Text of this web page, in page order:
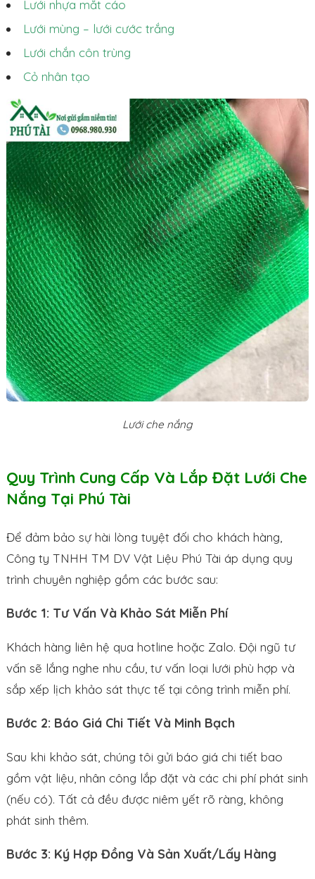
Lưới nhựa mắt cáo
Lưới mùng – lưới cước trắng
Lưới chắn côn trùng
Cỏ nhân tạo
Lưới che nắng
Quy Trình Cung Cấp Và Lắp Đặt Lưới Che
Nắng Tại Phú Tài
Để đảm bảo sự hài lòng tuyệt đối cho khách hàng,
Công ty TNHH TM DV Vật Liệu Phú Tài áp dụng quy
trình chuyên nghiệp gồm các bước sau:
Bước 1: Tư Vấn Và Khảo Sát Miễn Phí
Khách hàng liên hệ qua hotline hoặc Zalo. Đội ngũ tư
vấn sẽ lắng nghe nhu cầu, tư vấn loại lưới phù hợp và
sắp xếp lịch khảo sát thực tế tại công trình miễn phí.
Bước 2: Báo Giá Chi Tiết Và Minh Bạch
Sau khi khảo sát, chúng tôi gửi báo giá chi tiết bao
gồm vật liệu, nhân công lắp đặt và các chi phí phát sinh
(nếu có). Tất cả đều được niêm yết rõ ràng, không
phát sinh thêm.
Bước 3: Ký Hợp Đồng Và Sản Xuất/Lấy Hàng